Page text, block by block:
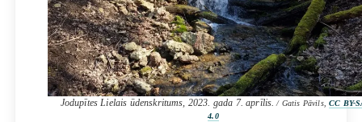
Jodupītes Lielais ūdenskritums, 2023. gada 7. aprīlis./ Gatis Pāvils,CC BY-
4.0